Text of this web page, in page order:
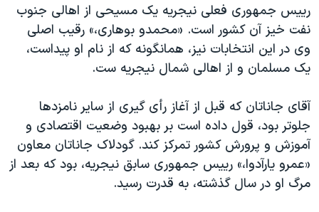
چهل سال گروگان‌گیری
قانون شفافیت دارائی کادر رهبری ایران
اعتراضات مردمی آبان ۹۸
نرگس محمدی برنده جایزه نوبل صلح
همایش محافظه‌کاران آمریکا «سی‌پک»
صفحه‌های ویژه
سفر پرزیدنت ترامپ به چین
ريیس جمهوری فعلی نیجریه یک مسیحی از اهالی جنوب
نفت خیز آن کشور است. «محمدو بوهاری،» رقيب اصلی
وی در اين انتخابات نیز، همانگونه که از نام او پیداست،
یک مسلمان و از اهالی شمال نیجریه ست.
آقای جاناتان که قبل از آغاز رأی گیری از سایر نامزدها
جلوتر بود، قول داده است بر بهبود وضعیت اقتصادی و
آموزش و پرورش کشور تمرکز کند. گودلاک جاناتان معاون
«عمرو یارآدوا،» ريیس جمهوری سابق نیجریه، بود که بعد از
مرگ او در سال گذشته، به قدرت رسید.